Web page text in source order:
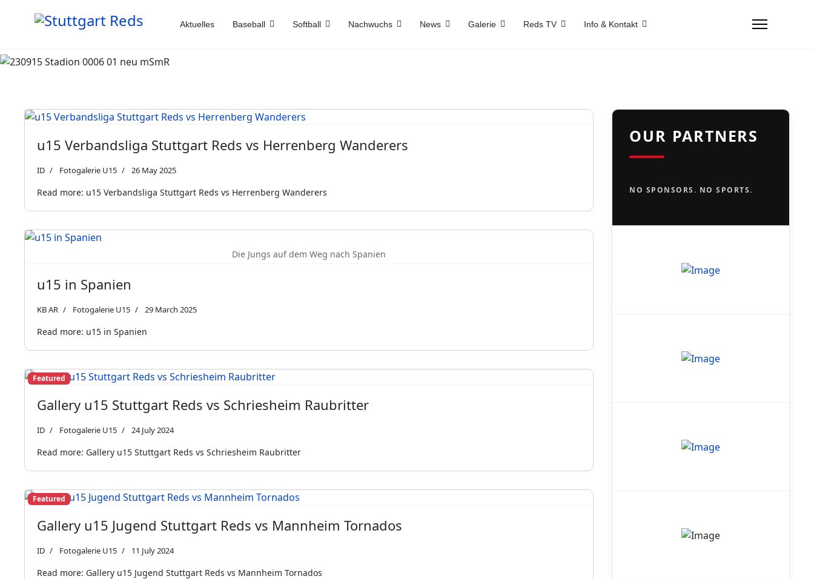
Aktuelles Baseball Softball Nachwuchs News Galerie Reds TV Info & Kontakt
u15 Verbandsliga Stuttgart Reds vs Herrenberg Wanderers
ID Fotogalerie U15 26 May 2025
Read more: u15 Verbandsliga Stuttgart Reds vs Herrenberg Wanderers
Die Jungs auf dem Weg nach Spanien
u15 in Spanien
KB AR Fotogalerie U15 29 March 2025
Read more: u15 in Spanien
Featured
Gallery u15 Stuttgart Reds vs Schriesheim Raubritter
ID Fotogalerie U15 24 July 2024
Read more: Gallery u15 Stuttgart Reds vs Schriesheim Raubritter
Featured
Gallery u15 Jugend Stuttgart Reds vs Mannheim Tornados
ID Fotogalerie U15 11 July 2024
Read more: Gallery u15 Jugend Stuttgart Reds vs Mannheim Tornados
OUR PARTNERS
NO SPONSORS. NO SPORTS.